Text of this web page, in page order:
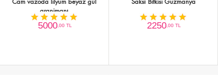
Cam vazoda lilyum beyaz gül
aranjmanı
5000,00 TL
Saksı Bitkisi Guzmanya
2250,00 TL